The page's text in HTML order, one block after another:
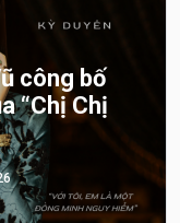
công bố
“Chị Chị